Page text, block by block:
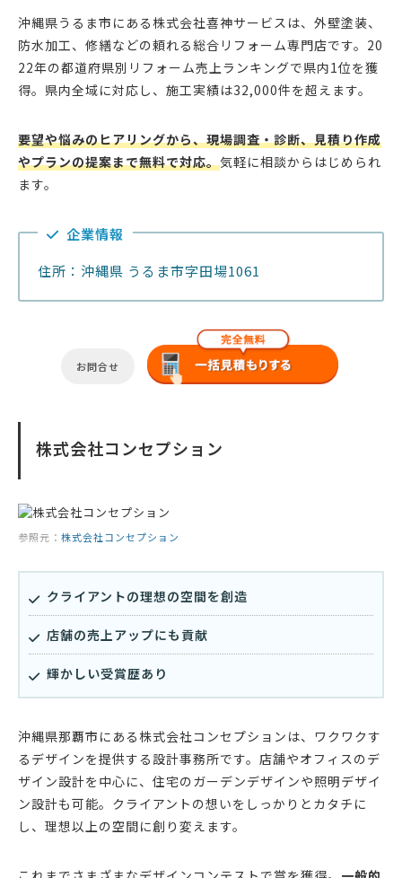
沖縄県うるま市にある株式会社喜神サービスは、外壁塗装、
防水加工、修繕などの頼れる総合リフォーム専門店です。20
22年の都道府県別リフォーム売上ランキングで県内1位を獲
得。県内全域に対応し、施工実績は32,000件を超えます。
要望や悩みのヒアリングから、現場調査・診断、見積り作成
やプランの提案まで無料で対応。気軽に相談からはじめられ
ます。
企業情報
住所：沖縄県 うるま市字田場1061
お問合せ
株式会社コンセプション
参照元： 株式会社コンセプション
クライアントの理想の空間を創造
店舗の売上アップにも貢献
輝かしい受賞歴あり
沖縄県那覇市にある株式会社コンセプションは、ワクワクす
るデザインを提供する設計事務所です。店舗やオフィスのデ
ザイン設計を中心に、住宅のガーデンデザインや照明デザイ
ン設計も可能。クライアントの想いをしっかりとカタチに
し、理想以上の空間に創り変えます。